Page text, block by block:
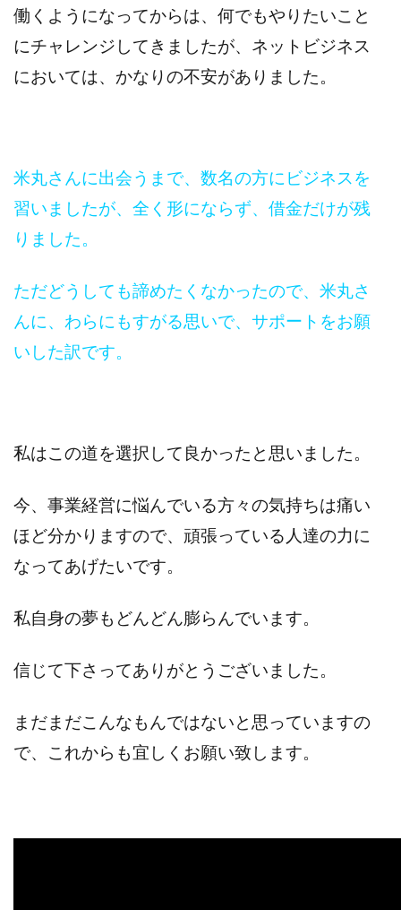
働くようになってからは、何でもやりたいこと
にチャレンジしてきましたが、ネットビジネス
においては、かなりの不安がありました。
米丸さんに出会うまで、数名の方にビジネスを
習いましたが、全く形にならず、借金だけが残
りました。
ただどうしても諦めたくなかったので、米丸さ
んに、わらにもすがる思いで、サポートをお願
いした訳です。
私はこの道を選択して良かったと思いました。
今、事業経営に悩んでいる方々の気持ちは痛い
ほど分かりますので、頑張っている人達の力に
なってあげたいです。
私自身の夢もどんどん膨らんでいます。
信じて下さってありがとうございました。
まだまだこんなもんではないと思っていますの
で、これからも宜しくお願い致します。